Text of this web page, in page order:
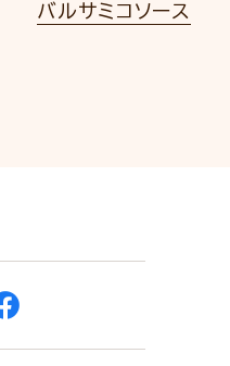
バルサミコソース